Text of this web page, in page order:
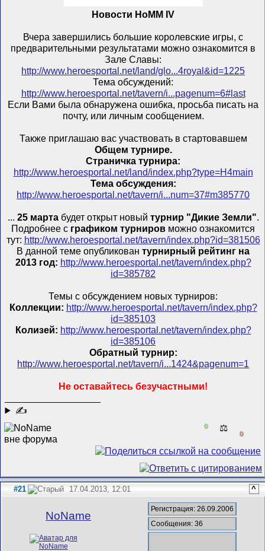
Новости HoMM IV
Вчера завершились большие королевские игры, с
предварительными результатами можно ознакомится в
Зале Славы:
http://www.heroesportal.net/land/glo...4royal&id=1225
Тема обсуждений:
http://www.heroesportal.net/tavern/i...pagenum=6#last
Если Вами была обнаружена ошибка, просьба писать на
почту, или личным сообщением.
Также приглашаю вас участвовать в стартовавшем
Общем турнире.
Страничка турнира:
http://www.heroesportal.net/land/index.php?type=H4main
Тема обсуждения:
http://www.heroesportal.net/tavern/i...num=37#m385770
... 25 мартабудет открыт новый турнир "Дикие Земли".
Подробнее с графиком турниров можно ознакомится
тут: http://www.heroesportal.net/tavern/index.php?id=381506
В данной теме опубликован турнирный рейтинг на
2013 год: http://www.heroesportal.net/tavern/index.php?
id=385782
Темы с обсуждением новых турниров:
Коллекции: http://www.heroesportal.net/tavern/index.php?
id=385103
Колизей: http://www.heroesportal.net/tavern/index.php?
id=385106
Обратный турнир:
http://www.heroesportal.net/tavern/i...1424&pagenum=1
Не оставайтесь безучастными!
✍
0 ⚖️
0
#21 17.04.2013, 12:01 ^
NoName
Регистрация: 26.09.2006
Сообщения: 36